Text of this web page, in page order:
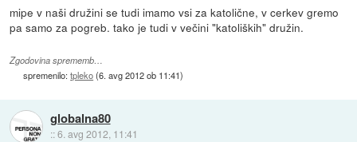
mipe v naši družini se tudi imamo vsi za katolične, v cerkev gremo
pa samo za pogreb. tako je tudi v večini "katoliških" družin.
Zgodovina sprememb…
spremenilo:tpleko(6. avg 2012 ob 11:41)
globalna80
::6. avg 2012, 11:41